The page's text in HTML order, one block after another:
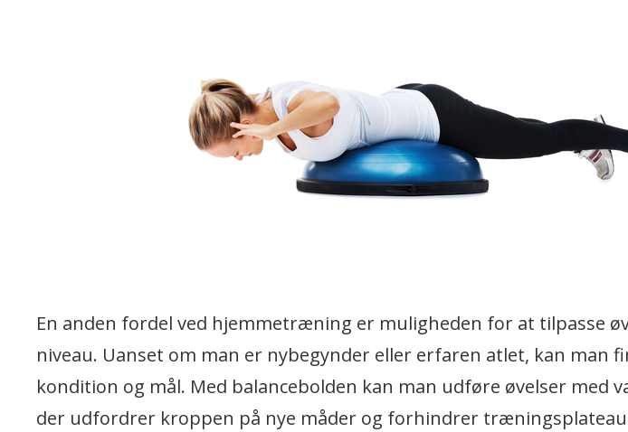
En anden fordel ved hjemmetræning er muligheden for at tilpasse
niveau. Uanset om man er nybegynder eller erfaren atlet, kan man
kondition og mål. Med balancebolden kan man udføre øvelser med
der udfordrer kroppen på nye måder og forhindrer